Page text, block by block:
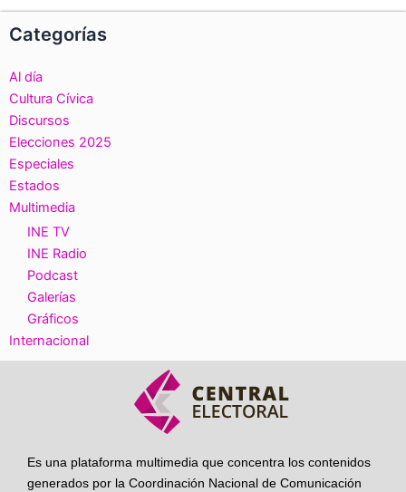
Categorías
Al día
Cultura Cívica
Discursos
Elecciones 2025
Especiales
Estados
Multimedia
INE TV
INE Radio
Podcast
Galerías
Gráficos
Internacional
Es una plataforma multimedia que concentra los contenidos
generados por la Coordinación Nacional de Comunicación